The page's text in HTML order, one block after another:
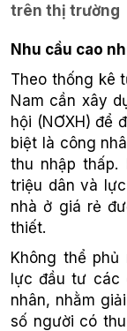
trên thị trường
Nhu cầu cao
Theo thống kê
Nam cần xây
hội (NƠXH) để
biệt là công
thu nhập thấp.
triệu dân và
nhà ở giá rẻ
thiết.
Không thể phủ
lực đầu tư các
nhân, nhằm
số người có